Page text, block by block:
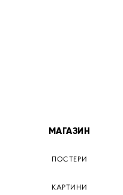
МАГАЗИН
ПОСТЕРИ
КАРТИНИ